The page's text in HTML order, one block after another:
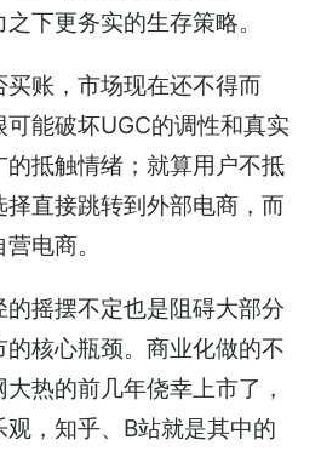
下更务实的生存策略。
账，市场现在还不得而
能破坏UGC的调性和真实
抵触情绪；就算用户不抵
直接跳转到外部电商，而
电商。
摇摆不定也是阻碍大部分
核心瓶颈。商业化做的不
热的前几年侥幸上市了，
，知乎、B站就是其中的